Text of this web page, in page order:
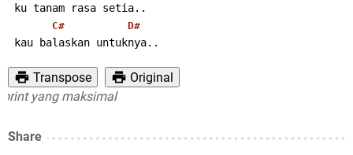
ku tanam rasa setia..
C# D#
kau balaskan untuknya..
Transpose
Original
yang maksimal
Share